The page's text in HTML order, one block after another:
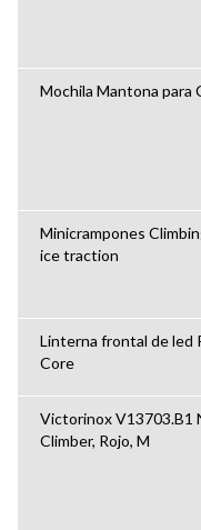
Mochila Mantona para
Minicrampones
ice traction
Linterna frontal de led
Core
Victorinox V13703.B1
Climber, Rojo, M